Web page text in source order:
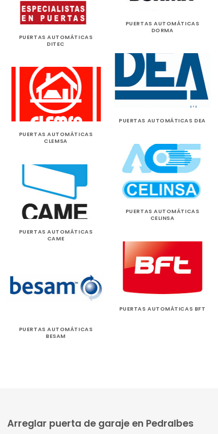
PUERTAS AUTOMÁTICAS
DORMA
PUERTAS AUTOMÁTICAS
DITEC
PUERTAS AUTOMÁTICAS DEA
PUERTAS AUTOMÁTICAS
CLEMSA
PUERTAS AUTOMÁTICAS
CELINSA
PUERTAS AUTOMÁTICAS
CAME
PUERTAS AUTOMÁTICAS BFT
PUERTAS AUTOMÁTICAS
BESAM
Arreglar puerta de garaje en Pedralbes